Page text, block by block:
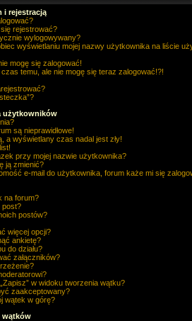
i rejestracją
rejestrować?
wylogowywany?
wyświetlaniu mojej nazwy użytkownika na liście
mogę się zalogować!
temu, ale nie mogę się teraz zalogować!?!
użytkowników
są nieprawidłowe!
a wyświetlany czas nadal jest zły!
przy mojej nazwie użytkownika?
ją zmienić?
e-mail do użytkownika, forum każe mi się
na forum?
post?
postów?
więcej opcji?
ankietę?
do działu?
załączników?
w widoku tworzenia wątku?
zaakceptowany?
wątek w górę?
wątków